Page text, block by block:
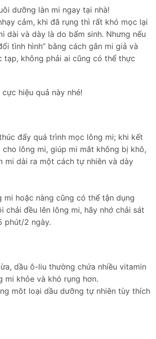
dưỡng làn mi ngay tại nhà!
cảm, khi đã rụng thì rất khó mọc lại
dài và dày là do bẩm sinh. Nhưng nếu
tình hình” bằng cách gắn mi giả và
tạp, không phải ai cũng có thể thực
hiệu quả này nhé!
đẩy quá trình mọc lông mi; khi kết
lông mi, giúp mi mắt không bị khô,
mi dài ra một cách tự nhiên và dày
mi hoặc nàng cũng có thể tận dụng
chải đều lên lông mi, hãy nhớ chải sát
phút/2 ngày.
dầu ô-liu thường chứa nhiều vitamin
mi khỏe và khó rụng hơn.
môt loại dầu dưỡng tự nhiên tùy thích